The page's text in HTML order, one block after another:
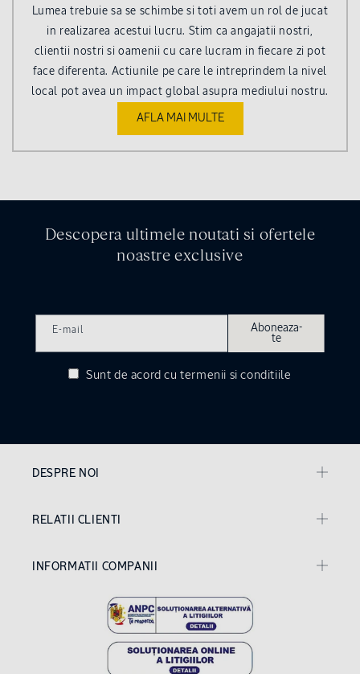
Lumea trebuie sa se schimbe si toti avem un rol de jucat
in realizarea acestui lucru. Stim ca angajatii nostri,
clientii nostri si oamenii cu care lucram in fiecare zi pot
face diferenta. Actiunile pe care le intreprindem la nivel
local pot avea un impact global asupra mediului nostru.
AFLA MAI MULTE
Descopera ultimele noutati si ofertele
noastre exclusive
E-mail
Aboneaza-
te
Sunt de acordcu termenii si conditiile
DESPRE NOI
RELATII CLIENTI
INFORMATII COMPANII